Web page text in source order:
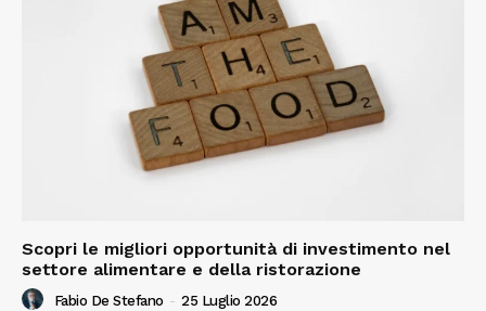
Scopri le migliori opportunità di investimento nel
settore alimentare e della ristorazione
Fabio De Stefano - 25 Luglio 2026